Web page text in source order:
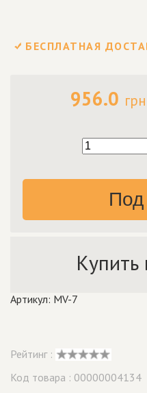
БЕСПЛАТНАЯ
956.0 грн
Под
Купить
Артикул: MV-7
Рейтинг :
Код товара : 00000004134